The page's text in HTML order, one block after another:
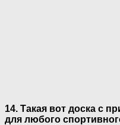
14. Такая вот доска с
для любого